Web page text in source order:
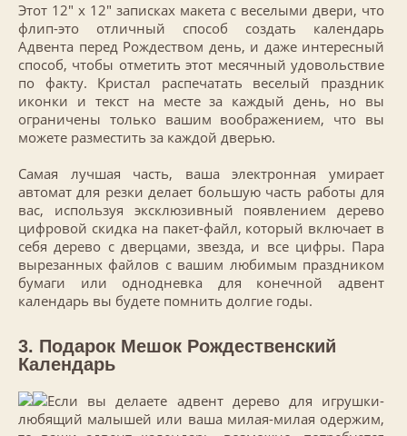
Этот 12″ х 12″ записках макета с веселыми двери, что
флип-это отличный способ создать календарь
Адвента перед Рождеством день, и даже интересный
способ, чтобы отметить этот месячный удовольствие
по факту. Кристал распечатать веселый праздник
иконки и текст на месте за каждый день, но вы
ограничены только вашим воображением, что вы
можете разместить за каждой дверью.
Самая лучшая часть, ваша электронная умирает
автомат для резки делает большую часть работы для
вас, используя эксклюзивный появлением дерево
цифровой скидка на пакет-файл, который включает в
себя дерево с дверцами, звезда, и все цифры. Пара
вырезанных файлов с вашим любимым праздником
бумаги или однодневка для конечной адвент
календарь вы будете помнить долгие годы.
3. Подарок Мешок Рождественский
Календарь
Если вы делаете адвент дерево для игрушки-
любящий малышей или ваша милая-милая одержим,